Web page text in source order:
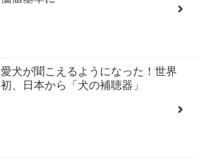
愛犬が聞こえるようになった！世界
初、日本から「犬の補聴器」